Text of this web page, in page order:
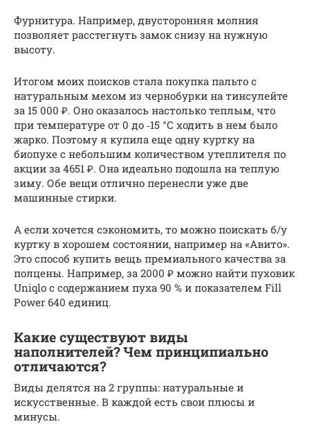
Фурнитура. Например, двусторонняя молния
позволяет расстегнуть замок снизу на нужную
высоту.
Итогом моих поисков стала покупка пальто с
натуральным мехом из чернобурки на тинсулейте
за 15 000 ₽. Оно оказалось настолько теплым, что
при температуре от 0 до ‑15 °С ходить в нем было
жарко. Поэтому я купила еще одну куртку на
биопухе с небольшим количеством утеплителя по
акции за 4651 ₽. Она идеально подошла на теплую
зиму. Обе вещи отлично перенесли уже две
машинные стирки.
А если хочется сэкономить, то можно поискать б/у
куртку в хорошем состоянии, например на «Авито».
Это способ купить вещь премиального качества за
полцены. Например, за 2000 ₽ можно найти пуховик
Uniqlo c содержанием пуха 90 % и показателем Fill
Power 640 единиц.
Какие существуют виды
наполнителей? Чем принципиально
отличаются?
Виды делятся на 2 группы: натуральные и
искусственные. В каждой есть свои плюсы и
минусы.